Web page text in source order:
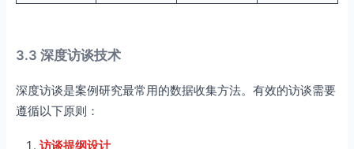
3.3 深度访谈技术
深度访谈是案例研究最常用的数据收集方法。有效的访谈需要
遵循以下原则：
访谈提纲设计